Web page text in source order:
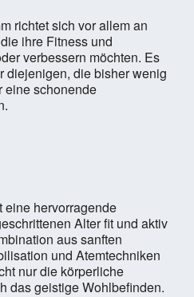
richtet sich vor allem an
ihre Fitness und
verbessern möchten. Es
diejenigen, die bisher wenig
eine schonende
eine hervorragende
Alter fit und aktiv
aus sanften
und Atemtechniken
nur die körperliche
das geistige Wohlbefinden.